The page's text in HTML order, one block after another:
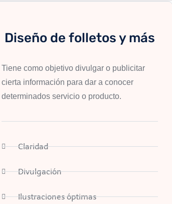
Diseño de folletos y más
Tiene como objetivo divulgar o publicitar
cierta información para dar a conocer
determinados servicio o producto.
Claridad
Divulgación
Ilustraciones óptimas